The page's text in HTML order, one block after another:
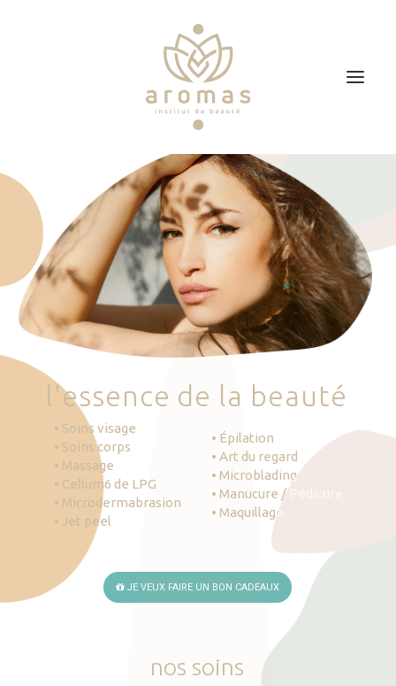
Soins
Je veux faire un bon cadeau
Plan d’accès
Prendre RDV
'essence de la beauté
• Soins visage
• Soins corps
• Massage
• Cellum6 de LPG
• Microdermabrasion
• Jet peel
• Épilation
• Art du regard
• Microblading
• Manucure / Pédicure
• Maquillage
JE VEUX FAIRE UN BON CADEAUX
nos soins